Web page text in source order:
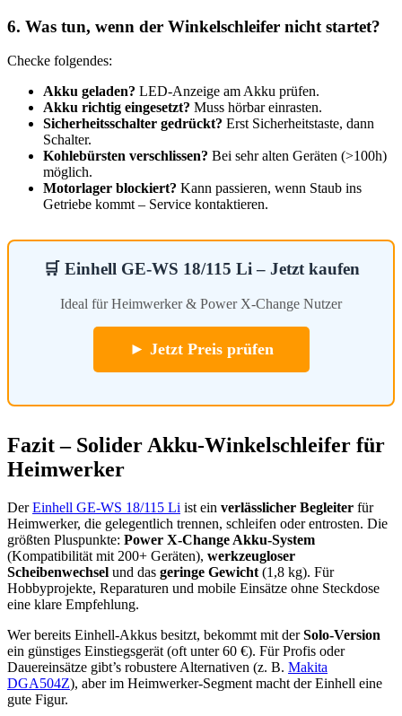
6. Was tun, wenn der Winkelschleifer nicht startet?
Checke folgendes:
Akku geladen? LED-Anzeige am Akku prüfen.
Akku richtig eingesetzt? Muss hörbar einrasten.
Sicherheitsschalter gedrückt? Erst Sicherheitstaste, dann
Schalter.
Kohlebürsten verschlissen? Bei sehr alten Geräten (>100h)
möglich.
Motorlager blockiert? Kann passieren, wenn Staub ins
Getriebe kommt – Service kontaktieren.
🛒 Einhell GE-WS 18/115 Li – Jetzt kaufen
Ideal für Heimwerker & Power X-Change Nutzer
► Jetzt Preis prüfen
Fazit – Solider Akku-Winkelschleifer für
Heimwerker
DerEinhell GE-WS 18/115 Li ist ein verlässlicher Begleiter für
Heimwerker, die gelegentlich trennen, schleifen oder entrosten. Die
größten Pluspunkte: Power X-Change Akku-System
(Kompatibilität mit 200+ Geräten), werkzeugloser
Scheibenwechsel und das geringe Gewicht (1,8 kg). Für
Hobbyprojekte, Reparaturen und mobile Einsätze ohne Steckdose
eine klare Empfehlung.
Wer bereits Einhell-Akkus besitzt, bekommt mit derSolo-Version
ein günstiges Einstiegsgerät (oft unter 60 €). Für Profis oder
Dauereinsätze gibt’s robustere Alternativen (z. B. Makita
DGA504Z), aber im Heimwerker-Segment macht der Einhell eine
gute Figur.